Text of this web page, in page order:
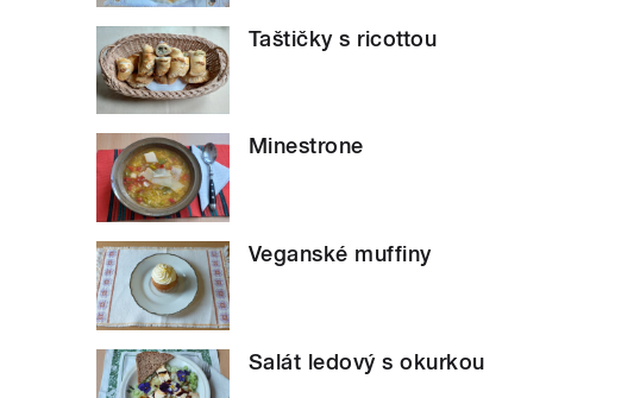
Taštičky s ricottou
Minestrone
Veganské muffiny
Salát ledový s okurkou